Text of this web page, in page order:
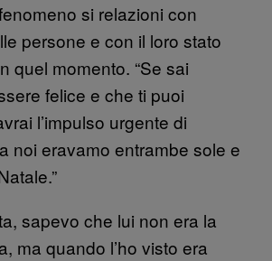
si relazioni con
persone e con il loro stato
quel momento. “Se sai
felice e che ti puoi
l’impulso urgente di
noi eravamo entrambe sole e
sapevo che lui non era la
ma quando l’ho visto era